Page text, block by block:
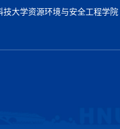
大学资源环境与安全工程学院